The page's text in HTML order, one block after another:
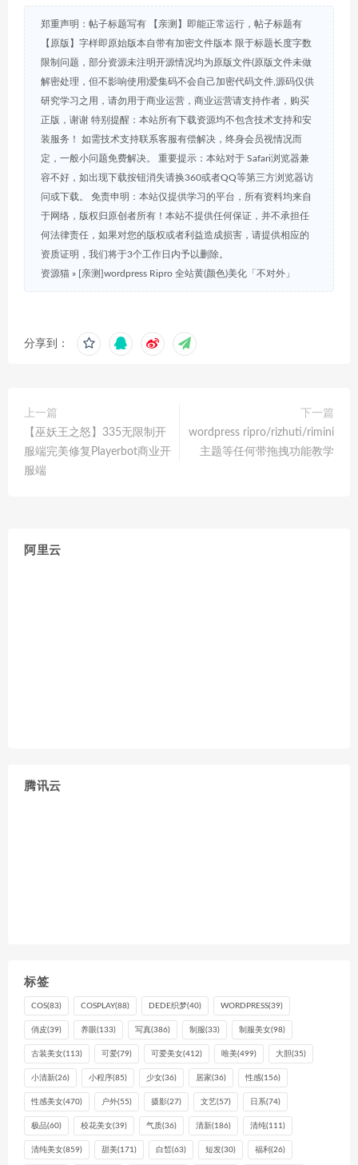
郑重声明：帖子标题写有 【亲测】即能正常运行，帖子标题有
【原版】字样即原始版本自带有加密文件版本 限于标题长度字数
限制问题，部分资源未注明开源情况均为原版文件(原版文件未做
解密处理，但不影响使用)爱集码不会自己加密代码文件,源码仅供
研究学习之用，请勿用于商业运营，商业运营请支持作者，购买
正版，谢谢 特别提醒：本站所有下载资源均不包含技术支持和安
装服务！ 如需技术支持联系客服有偿解决，终身会员视情况而
定，一般小问题免费解决。 重要提示：本站对于 Safari浏览器兼
容不好，如出现下载按钮消失请换360或者QQ等第三方浏览器访
问或下载。 免责申明：本站仅提供学习的平台，所有资料均来自
于网络，版权归原创者所有！本站不提供任何保证，并不承担任
何法律责任，如果对您的版权或者利益造成损害，请提供相应的
资质证明，我们将于3个工作日内予以删除。
资源猫 » [亲测]wordpress Ripro 全站黄(颜色)美化「不对外」
分享到：
上一篇
【巫妖王之怒】335无限制开
服端完美修复Playerbot商业开
服端
下一篇
wordpress ripro/rizhuti/rimini
主题等任何带拖拽功能教学
阿里云
腾讯云
标签
COS(83) COSPLAY(88) DEDE织梦(40) WORDPRESS(39)
俏皮(39) 养眼(133) 写真(386) 制服(33) 制服美女(98)
古装美女(113) 可爱(79) 可爱美女(412) 唯美(499) 大胆(35)
小清新(26) 小程序(85) 少女(36) 居家(36) 性感(156)
性感美女(470) 户外(55) 摄影(27) 文艺(57) 日系(74)
极品(60) 校花美女(39) 气质(36) 清新(186) 清纯(111)
清纯美女(859) 甜美(171) 白皙(63) 短发(30) 福利 (26)